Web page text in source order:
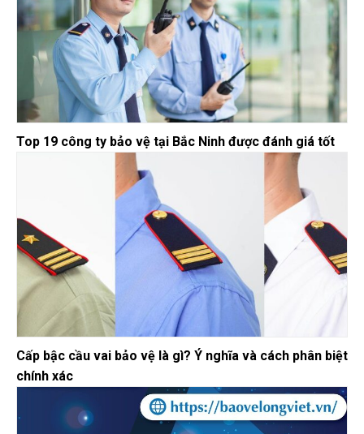
Top 19 công ty bảo vệ tại Bắc Ninh được đánh giá tốt
Cấp bậc cầu vai bảo vệ là gì? Ý nghĩa và cách phân biệt
chính xác